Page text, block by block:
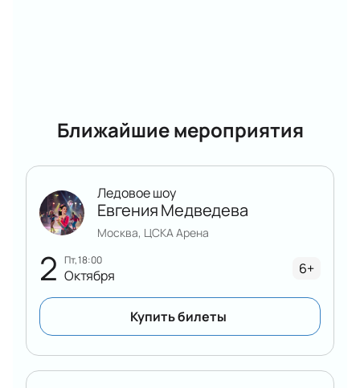
Ближайшие мероприятия
2 пт, 18:00
Октября
Ледовое шоу
Евгения Медведева
Москва, ЦСКА Арена
6+
Купить билеты